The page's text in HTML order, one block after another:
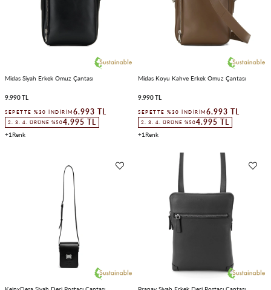
Midas Siyah Erkek Omuz Çantası
9.990 TL
SEPETTE %30 İNDIRIM 6.993 TL
2. 3. 4. ÜRÜNE %504.995 TL
1
Midas Koyu Kahve Erkek Omuz Çantası
9.990 TL
SEPETTE %30 İNDIRIM 6.993 TL
2. 3. 4. ÜRÜNE %504.995 TL
1